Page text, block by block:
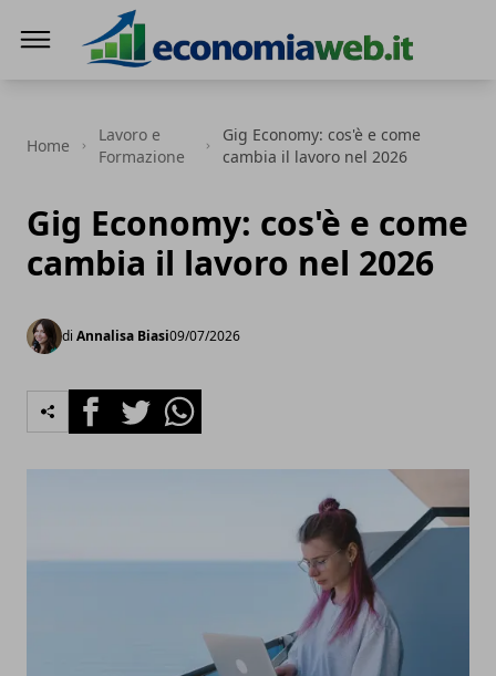
Home
Lavoro e
Formazione
Gig Economy: cos'è e come
cambia il lavoro nel 2026
Gig Economy: cos'è e come
cambia il lavoro nel 2026
di Annalisa Biasi09/07/2026
FacebookTwitterWhatsapp